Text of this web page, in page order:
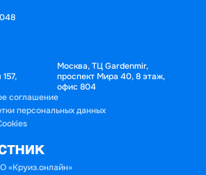
Москва, ТЦ Gardenmir,
проспект Мира 40, 8 этаж,
офис 804
«Круиз.онлайн»
соглашение
персональных данных